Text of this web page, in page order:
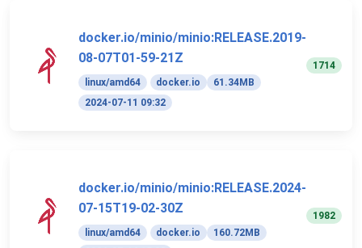
docker.io/minio/minio:RELEASE.2019-
08-07T01-59-21Z
linux/amd64 docker.io
61.34MB
2024-07-11 09:32
1714
docker.io/minio/minio:RELEASE.2024-
07-15T19-02-30Z
linux/amd64 docker.io
160.72MB
1982